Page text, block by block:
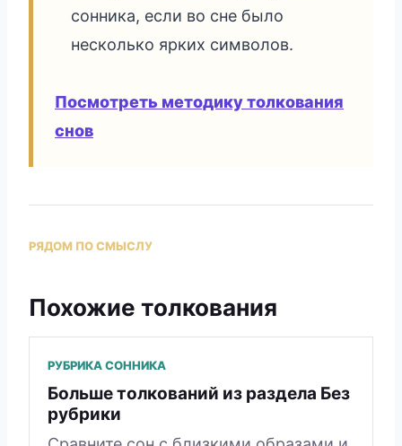
сонника, если во сне было
несколько ярких символов.
Посмотреть методику толкования
снов
РЯДОМ ПО СМЫСЛУ
Похожие толкования
РУБРИКА СОННИКА
Больше толкований из раздела Без
рубрики